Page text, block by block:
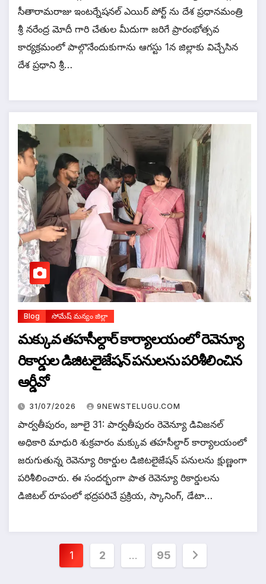
సీతారామరాజు ఇంటర్నేషనల్ ఎయిర్ పోర్ట్ ను దేశ ప్రధానమంత్రి
శ్రీ నరేంద్ర మోదీ గారి చేతుల మీదుగా జరిగే ప్రారంభోత్సవ
కార్యక్రమంలో పాల్గొనేందుకుగాను ఆగస్టు 1న జిల్లాకు విచ్చేసిన
దేశ ప్రధాని శ్రీ…
Blog సోమేష్ మన్యం జిల్లా
మక్కువ తహసీల్దార్ కార్యాలయంలో రెవెన్యూ
రికార్డుల డిజిటలైజేషన్ పనులను పరిశీలించిన
ఆర్డీవో
31/07/2026 9NEWSTELUGU.COM
పార్వతీపురం, జూలై 31: పార్వతీపురం రెవెన్యూ డివిజనల్
అధికారి మాధురి శుక్రవారం మక్కువ తహసీల్దార్ కార్యాలయంలో
జరుగుతున్న రెవెన్యూ రికార్డుల డిజిటలైజేషన్ పనులను క్షుణ్ణంగా
పరిశీలించారు. ఈ సందర్భంగా పాత రెవెన్యూ రికార్డులను
డిజిటల్ రూపంలో భద్రపరిచే ప్రక్రియ, స్కానింగ్, డేటా…
Posts
1 2 … 95